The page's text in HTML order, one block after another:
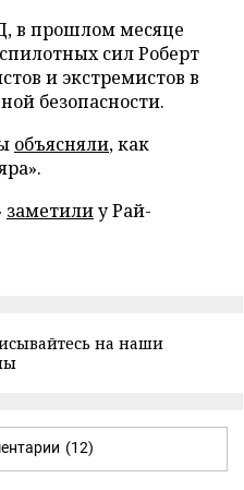
в прошлом месяце
сил Роберт
и экстремистов в
безопасности.
объясняли, как
заметилиу Рай-
на наши
(12)